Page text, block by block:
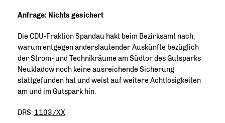
Anfrage: Nichts gesichert
Die CDU-Fraktion Spandau hakt beim Bezirksamt nach,
warum entgegen anderslautender Auskünfte bezüglich
der Strom- und Technikräume am Südtor des Gutsparks
Neukladow noch keine ausreichende Sicherung
stattgefunden hat und weist auf weitere Achtlosigkeiten
am und im Gutspark hin.
DRS: 1103/XX